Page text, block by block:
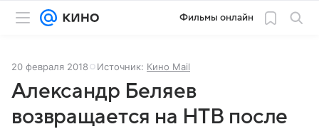
Фильмы онлайн
20 февраля 2018 Источник: Кино Mail
Александр Беляев
возвращается на НТВ после